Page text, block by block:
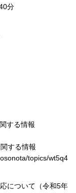
分
する情報
する情報
topics/wt5q4
について（令和5年